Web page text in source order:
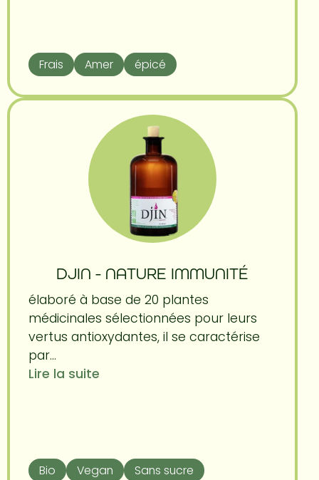
Frais Amer épicé
DJIN - NATURE IMMUNITÉ
élaboré à base de 20 plantes
médicinales sélectionnées pour leurs
vertus antioxydantes, il se caractérise
par...
Lire la suite
Bio Vegan
Sans sucre